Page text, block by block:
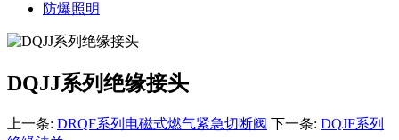
防爆照明
DQJJ系列绝缘接头
上一条: DRQF系列电磁式燃气紧急切断阀 下一条: DQJF系列